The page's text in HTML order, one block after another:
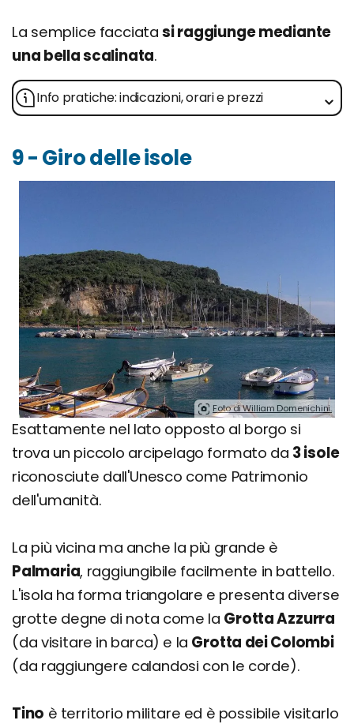
La semplice facciatasi raggiunge mediante
una bella scalinata.
Info pratiche: indicazioni, orari e prezzi
9 - Giro delle isole
Foto di William Domenichini.
Esattamente nel lato opposto al borgo si
trova un piccolo arcipelago formato da 3 isole
riconosciute dall'Unesco come Patrimonio
dell'umanità.
La più vicina ma anche la più grande è
Palmaria, raggiungibile facilmente in battello.
L'isola ha forma triangolare e presenta diverse
grotte degne di nota come la Grotta Azzurra
(da visitare in barca) e la Grotta dei Colombi
(da raggiungere calandosi con le corde).
Tino è territorio militare ed è possibile visitarlo